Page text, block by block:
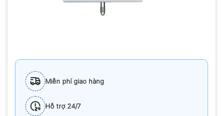
Miễn phí giao hàng
Hỗ trợ 24/7